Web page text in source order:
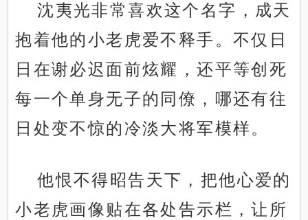
沈夷光非常喜欢这个名字，成天
抱着他的小老虎爱不释手。不仅日
日在谢必迟面前炫耀，还平等创死
每一个单身无子的同僚，哪还有往
日处变不惊的冷淡大将军模样。
他恨不得昭告天下，把他心爱的
小老虎画像贴在各处告示栏，让所